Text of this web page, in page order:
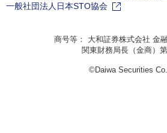
一般社団法人日本STO協会
商号等： 大和証券株式会社 金
関東財務局長（金商）
©Daiwa Securities